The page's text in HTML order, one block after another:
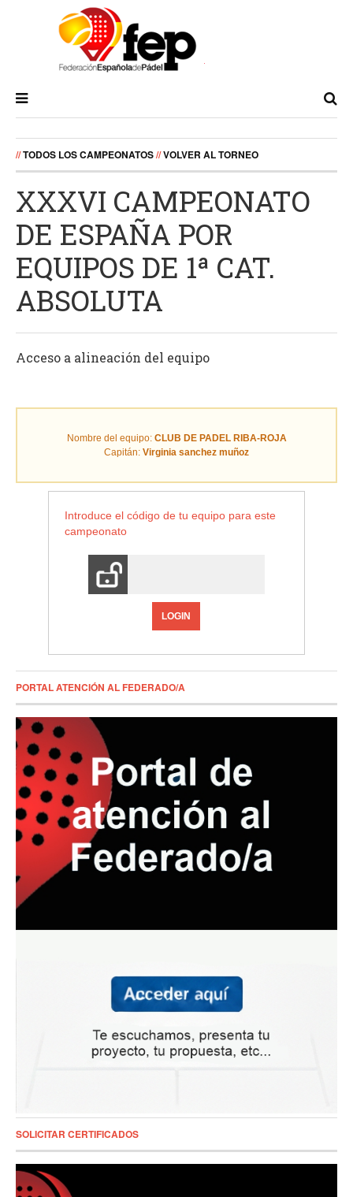
//TODOS LOS CAMPEONATOS//VOLVER AL TORNEO
XXXVI CAMPEONATO
DE ESPAÑA POR
EQUIPOS DE 1ª CAT.
ABSOLUTA
Acceso a alineación del equipo
Nombre del equipo: CLUB DE PADEL RIBA-ROJA
Capitán: Virginia sanchez muñoz
Introduce el código de tu equipo para este
campeonato
LOGIN
PORTAL ATENCIÓN AL FEDERADO/A
SOLICITAR CERTIFICADOS